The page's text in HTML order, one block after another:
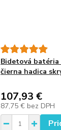
Bidetová
čierna hadica
107,93 €
87,75 € bez DPH